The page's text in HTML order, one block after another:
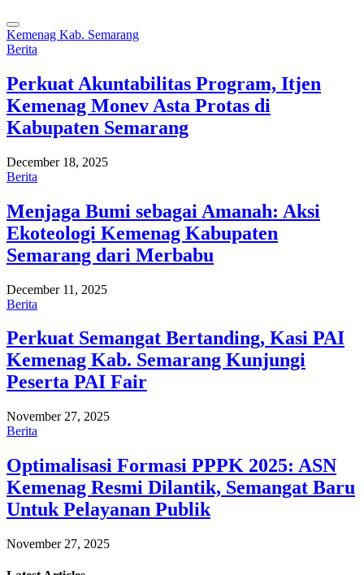
Kemenag Kab. Semarang
Berita
Perkuat Akuntabilitas Program, Itjen
Kemenag Monev Asta Protas di
Kabupaten Semarang
December 18, 2025
Berita
Menjaga Bumi sebagai Amanah: Aksi
Ekoteologi Kemenag Kabupaten
Semarang dari Merbabu
December 11, 2025
Berita
Perkuat Semangat Bertanding, Kasi PAI
Kemenag Kab. Semarang Kunjungi
Peserta PAI Fair
November 27, 2025
Berita
Optimalisasi Formasi PPPK 2025: ASN
Kemenag Resmi Dilantik, Semangat Baru
Untuk Pelayanan Publik
November 27, 2025